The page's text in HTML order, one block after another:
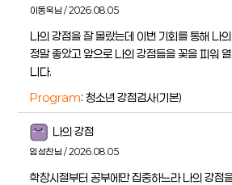
이동욱님 / 2026.08.05
나의 강점을 잘 몰랐는데 이번 기회를 통해 나
정말 좋았고 앞으로 나의 강점들을 꽃을 피워
니다.
Program: 청소년 강점검사(기본)
나의 강점
임성찬님 / 2026.08.05
학창시절부터 공부에만 집중하느라 나의 강점